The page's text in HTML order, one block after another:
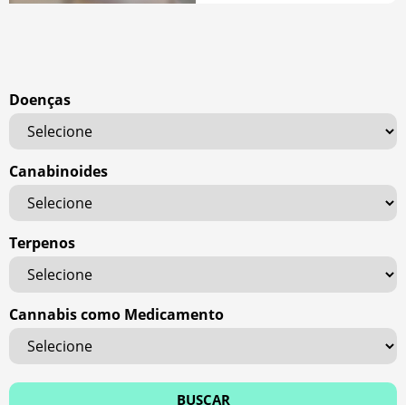
Doenças
Canabinoides
Terpenos
Cannabis como Medicamento